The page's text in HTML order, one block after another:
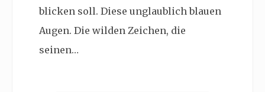
blicken soll. Diese unglaublich blauen
Augen. Die wilden Zeichen, die
seinen…